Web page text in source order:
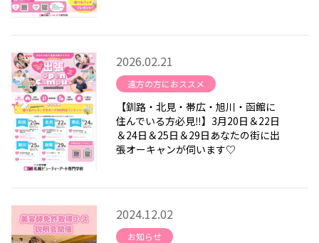
2026.02.21
遠方の方におススメ
【釧路・北見・帯広・旭川・函館に
住んでいる方必見‼】3月20日＆22日
＆24日＆25日＆29日あなたの街に出
張オーキャンが伺います♡
2024.12.02
お知らせ